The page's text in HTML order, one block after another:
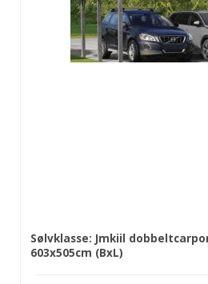
Sølvklasse: Jmkiil
603x505cm (BxL)